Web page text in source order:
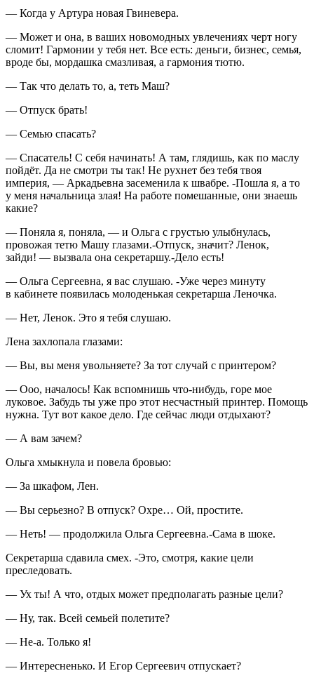
— Когда у Артура новая Гвиневера.
— Может и она, в ваших новомодных увлечениях черт ногу
сломит! Гармонии у тебя нет. Все есть: деньги, бизнес, семья,
вроде бы, мордашка смазливая, а гармония тютю.
— Так что делать то, а, теть Маш?
— Отпуск брать!
— Семью спасать?
— Спасатель! С себя начинать! А там, глядишь, как по маслу
пойдёт. Да не смотри ты так! Не рухнет без тебя твоя
империя, — Аркадьевна засеменила к швабре. -Пошла я, а то
у меня начальница злая! На работе помешанные, они знаешь
какие?
— Поняла я, поняла, — и Ольга с грустью улыбнулась,
провожая тетю Машу глазами.-Отпуск, значит? Ленок,
зайди! — вызвала она секретаршу.-Дело есть!
— Ольга Сергеевна, я вас слушаю. -Уже через минуту
в кабинете появилась молоденькая секретарша Леночка.
— Нет, Ленок. Это я тебя слушаю.
Лена захлопала глазами:
— Вы, вы меня увольняете? За тот случай с принтером?
— Ооо, началось! Как вспомнишь что-нибудь, горе мое
луковое. Забудь ты уже про этот несчастный принтер. Помощь
нужна. Тут вот какое дело. Где сейчас люди отдыхают?
— А вам зачем?
Ольга хмыкнула и повела бровью:
— За шкафом, Лен.
— Вы серьезно? В отпуск? Охре… Ой, простите.
— Неть! — продолжила Ольга Сергеевна.-Сама в шоке.
Секретарша сдавила смех. -Это, смотря, какие цели
преследовать.
— Ух ты! А что, отдых может предполагать разные цели?
— Ну, так. Всей семьей полетите?
— Не-а. Только я!
— Интересненько. И Егор Сергеевич отпускает?